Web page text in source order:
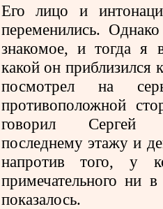
Его лицо и
переменились.
знакомое, и тогда я
какой он приблизился
посмотрел на
противоположной
говорил Сергей
последнему этажу и
напротив того, у
примечательного
показалось.